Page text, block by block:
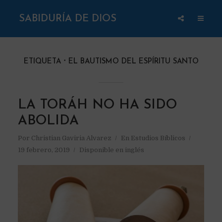
SABIDURÍA DE DIOS
ETIQUETA EL BAUTISMO DEL ESPÍRITU SANTO
LA TORÁH NO HA SIDO
ABOLIDA
Por Christian Gaviria Alvarez En Estudios Bíblicos
19 febrero, 2019
Disponible en inglés